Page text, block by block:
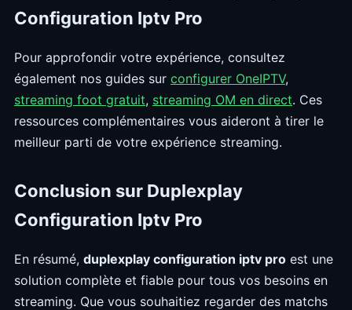
Configuration Iptv Pro
Pour approfondir votre expérience, consultez
également nos guides sur configurer OneIPTV,
streaming foot gratuit, streaming OM en direct. Ces
ressources complémentaires vous aideront à tirer le
meilleur parti de votre expérience streaming.
Conclusion sur Duplexplay
Configuration Iptv Pro
En résumé, duplexplay configuration iptv pro est une
solution complète et fiable pour tous vos besoins en
streaming. Que vous souhaitiez regarder des matchs